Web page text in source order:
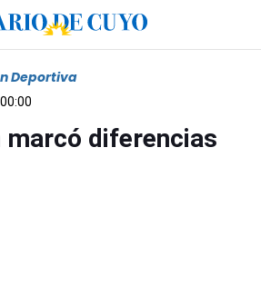
Deportiva
marcó diferencias